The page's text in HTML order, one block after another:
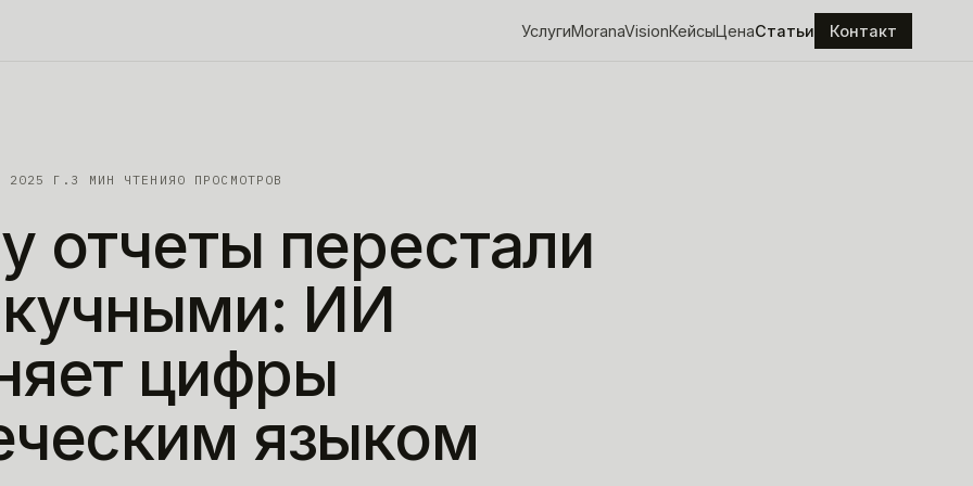
УслугиMoranaVisionКейсыЦенаСтатьи Контакт
2025 Г. 3 МИН ЧТЕНИЯ 0 ПРОСМОТРОВ
отчеты перестали
ИИ
цифры
языком